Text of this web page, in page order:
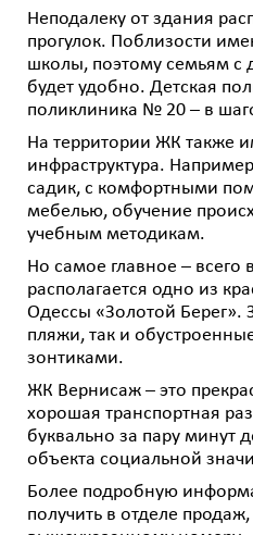
Неподалеку от здания
прогулок. Поблизости
школы, поэтому семьям с
будет удобно. Детская
поликлиника № 20 – в
На территории ЖК также
инфраструктура.
садик, с комфортными
мебелью, обучение
учебным методикам.
Но самое главное – всего
располагается одно из
Одессы «Золотой Берег».
пляжи, так и
зонтиками.
ЖК Вернисаж – это
хорошая транспортная
буквально за пару минут
объекта социальной
Более подробную
получить в отделе